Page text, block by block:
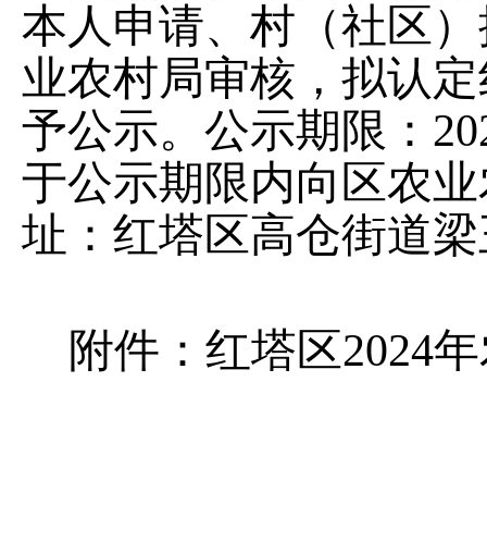
本人申请、村（社区
业农村局审核，拟认
予公示。公示期限：
于公示期限内向区农
址：红塔区高仓街道
附件：红塔区2024